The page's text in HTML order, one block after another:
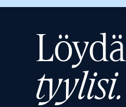
Löydä
tyylisi.